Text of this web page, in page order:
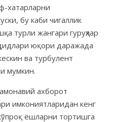
хатарларни
бу каби чигаллик
турли жангари гуруҳлар
юқори даражада
ва турбулент
мумкин.
ахборот
имкониятларидан кенг
ёшларни тортишга